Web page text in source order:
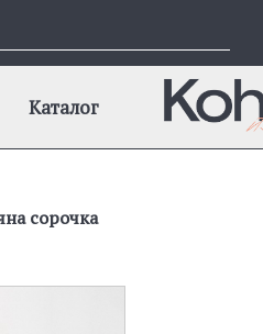
Каталог
сорочка